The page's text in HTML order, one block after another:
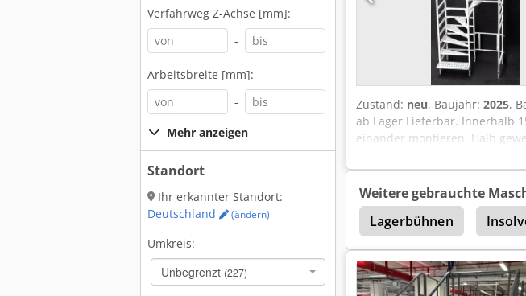
Verfahrweg Z-Achse [mm]:
-
Arbeitsbreite [mm]:
-
Mehr anzeigen
Standort
Ihr erkannter Standort:
Deutschland
(ändern)
Umkreis:
Unbegrenzt (227)
Zustand: neu, Baujahr: 2025,
ab Lager Lieferbar. Innerhalb
einander montieren. Halb
Weitere gebrauchte
Lagerbühnen
Krankenhauseinrichtungen